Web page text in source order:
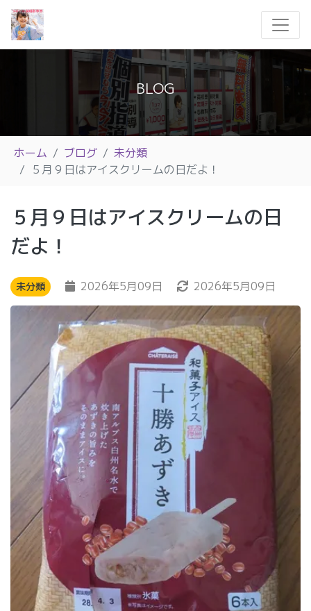
BLOG
ホーム ブログ
未分類
５月９日はアイスクリームの日だよ！
５月９日はアイスクリームの日
だよ！
未分類 2026年5月09日 2026年5月09日